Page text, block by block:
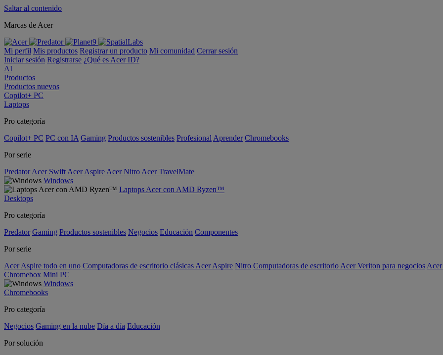
Saltar al contenido
Marcas de Acer
Mi perfil Mis productos Registrar un producto Mi comunidad Cerrar sesión
Iniciar sesión Registrarse ¿Qué es Acer ID?
AI
Productos
Productos nuevos
Copilot+ PC
Laptops
Pro categoría
Copilot+ PC PC con IA Gaming Productos sostenibles Profesional Aprender Chromebooks
Por serie
Predator Acer Swift Acer Aspire Acer Nitro Acer TravelMate
Windows
Laptops Acer con AMD Ryzen™
Desktops
Pro categoría
Predator Gaming Productos sostenibles Negocios Educación Componentes
Por serie
Acer Aspire todo en uno Computadoras de escritorio clásicas Acer Aspire Nitro Computadoras de escritorio Acer Veriton para negocios
Chromebox Mini PC
Windows
Chromebooks
Pro categoría
Negocios Gaming en la nube Día a día Educación
Por solución